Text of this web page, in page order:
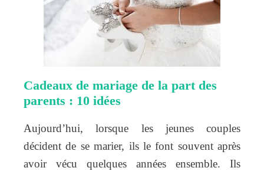
Cadeaux de mariage de la part des
parents : 10 idées
Aujourd’hui, lorsque les jeunes couples
décident de se marier, ils le font souvent après
avoir vécu quelques années ensemble. Ils